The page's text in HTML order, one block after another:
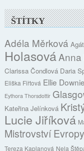
ŠTÍTKY
Adéla Měrková
Holasová
Clarissa Čondlová Daria
Eliška Fiřtová Ellie Downie
Eythora Thorsdottir
Kateřina Jelínková
Lucie Jiříková
Mistrovství Evropy
Tereza Kaplanová Nela